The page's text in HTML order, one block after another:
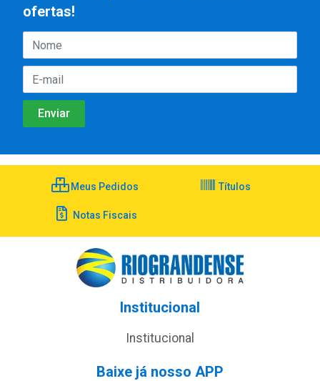
ofertas!
Meus Pedidos Títulos
Notas Fiscais
Institucional
Institucional
Baixe já nosso APP